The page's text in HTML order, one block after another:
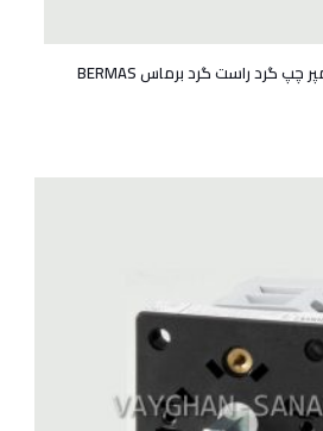
کلید گردان سه فاز ۱۶ آمپر چپ گرد راست گرد برماس BERMAS